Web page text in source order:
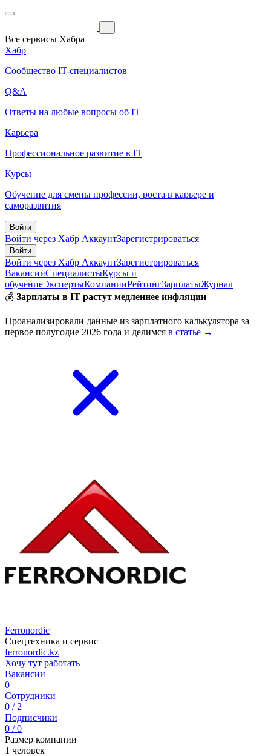
Все сервисы Хабра
Хабр
Сообщество IT-специалистов
Q&A
Ответы на любые вопросы об IT
Карьера
Профессиональное развитие в IT
Курсы
Обучение для смены профессии, роста в карьере и
саморазвития
Войти
Войти через Хабр АккаунтЗарегистрироваться
Войти
Войти через Хабр АккаунтЗарегистрироваться
ВакансииСпециалистыКурсы и
обучениеЭкспертыКомпанииРейтингЗарплатыЖурнал
💰 Зарплаты в IT растут медленнее инфляции
Проанализировали данные из зарплатного калькулятора за
первое полугодие 2026 года и делимся в статье →
Ferronordic
Спецтехника и сервис
ferronordic.kz
Хочу тут работать
Вакансии
0
Сотрудники
0 / 2
Подписчики
0 / 0
Размер компании
1 человек